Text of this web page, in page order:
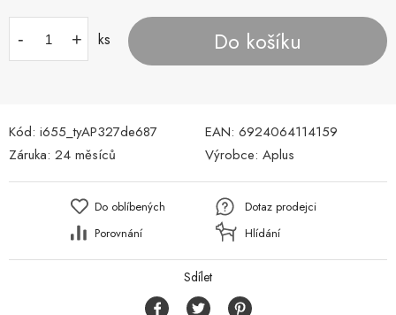
- + ks Do košíku
Kód: i655_tyAP327de687 EAN: 6924064114159
Záruka: 24 měsíců Výrobce: Aplus
Do oblíbených
Porovnání
Dotaz prodejci
Hlídání
Sdílet